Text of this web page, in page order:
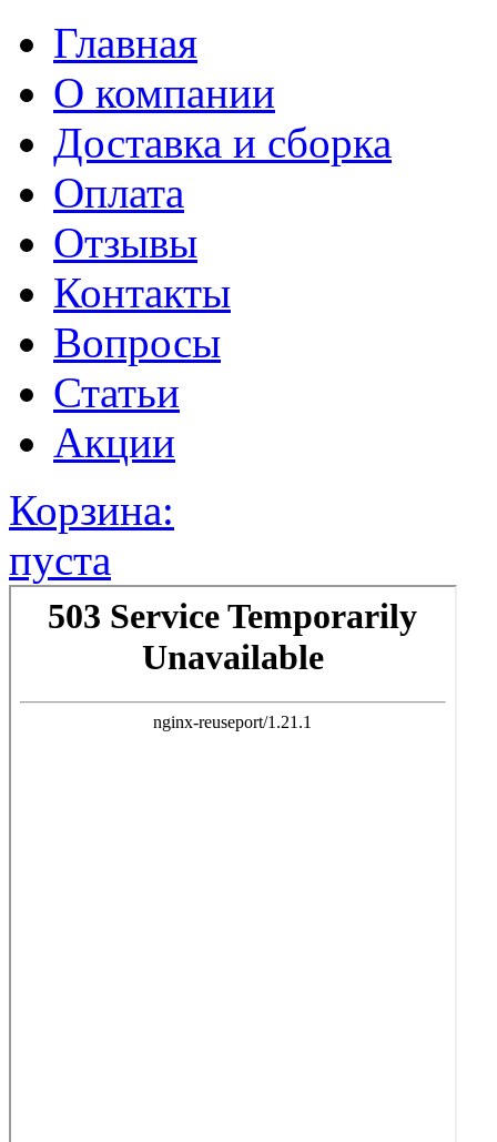
Главная
О компании
Доставка и сборка
Оплата
Отзывы
Контакты
Вопросы
Статьи
Акции
Корзина:
пуста